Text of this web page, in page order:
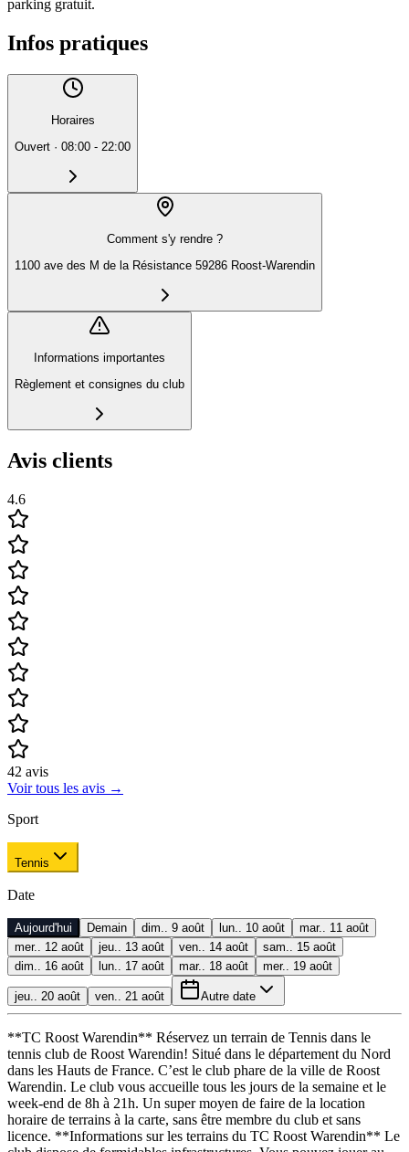
parking gratuit.
Infos pratiques
Horaires
Ouvert · 08:00 - 22:00
Comment s'y rendre ?
1100 ave des M de la Résistance 59286 Roost-Warendin
Informations importantes
Règlement et consignes du club
Avis clients
4.6
42 avis
Voir tous les avis →
Sport
Tennis
Date
Aujourd'hui Demain dim.. 9 août lun.. 10 août
mar.. 11 août
mer.. 12 août
jeu.. 13 août ven.. 14 août
sam.. 15 août
dim.. 16 août
lun.. 17 août mar.. 18 août mer.. 19 août
jeu.. 20 août ven.. 21 août Autre date
**TC Roost Warendin** Réservez un terrain de Tennis dans le
tennis club de Roost Warendin! Situé dans le département du Nord
dans les Hauts de France. C’est le club phare de la ville de Roost
Warendin. Le club vous accueille tous les jours de la semaine et le
week-end de 8h à 21h. Un super moyen de faire de la location
horaire de terrains à la carte, sans être membre du club et sans
licence. **Informations sur les terrains du TC Roost Warendin** Le